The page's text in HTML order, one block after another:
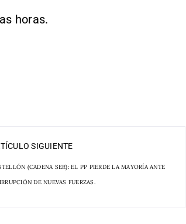
horas.
SIGUIENTE
(CADENA SER): EL PP PIERDE LA MAYORÍA ANTE
DE NUEVAS FUERZAS.